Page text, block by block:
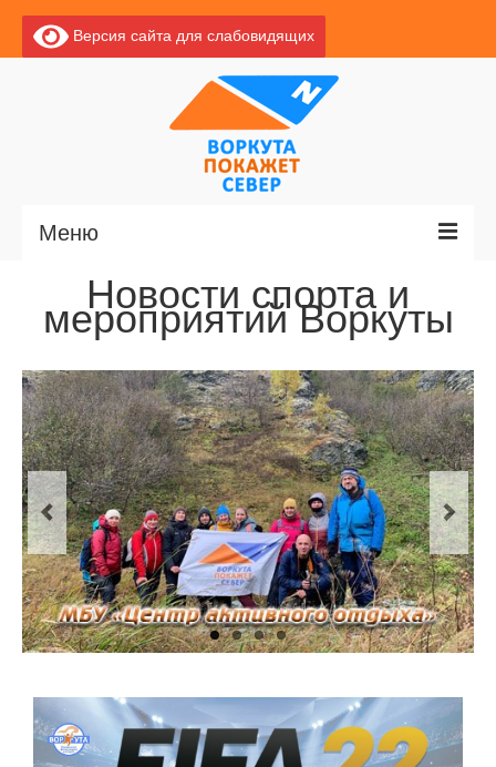
Версия сайта для слабовидящих
Меню
Главная
Новости
О Воркуте
Экскурсии по Воркуте
Базы отдыха
О центре
Документы
Противодействие коррупции
Задать вопрос
Новости спорта и
мероприятий Воркуты